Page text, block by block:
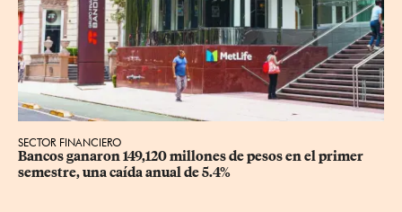
SECTOR FINANCIERO
Bancos ganaron 149,120 millones de pesos en el primer
semestre, una caída anual de 5.4%